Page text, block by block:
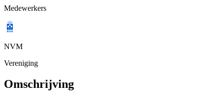
Medewerkers
NVM
Vereniging
Omschrijving